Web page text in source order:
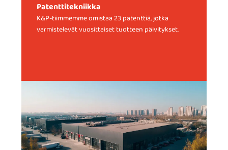
Patenttitekniikka
K&P-tiimmemme omistaa 23 patenttiä, jotka
varmistelevät vuosittaiset tuotteen päivitykset.